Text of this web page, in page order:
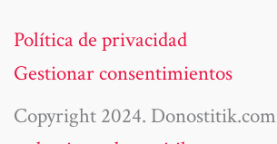
Política de privacidad
Gestionar consentimientos
Copyright 2024. Donostitik.com